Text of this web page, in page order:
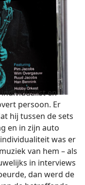
individualist en
persoon. Er
hij tussen de sets
en in zijn auto
was er
van hem – als
in interviews
dan werd de